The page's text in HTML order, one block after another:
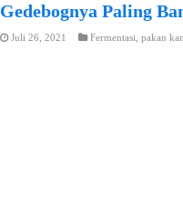
Gedebognya Paling
Juli 26, 2021 Fermentasi pakan